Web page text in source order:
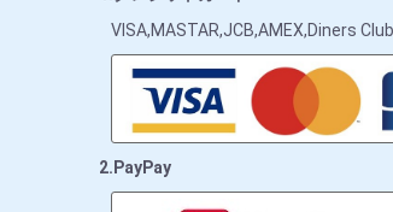
VISA,MASTAR,JCB,AMEX,Diners
2.PayPay